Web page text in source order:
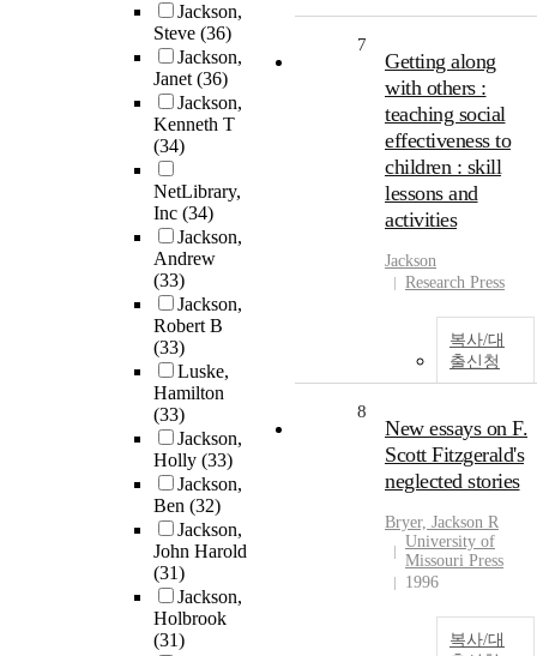
Jackson,
Steve (36)
Jackson,
Janet(36)
Jackson,
Kenneth T
(34)
NetLibrary,
Inc (34)
Jackson,
Andrew
(33)
Jackson,
Robert B
(33)
Luske,
Hamilton
(33)
Jackson,
Holly (33)
Jackson,
Ben (32)
Jackson,
John Harold
(31)
Jackson,
Holbrook
(31)
7
Getting along
with others :
teaching social
effectiveness to
children : skill
lessons and
activities
Jackson
Research Press
복사/대
출신청
8
New essays on F.
Scott Fitzgerald's
neglected stories
Bryer, Jackson R
University of
Missouri Press
1996
복사/대